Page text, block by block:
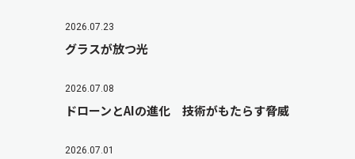
2026.07.23
グラスが放つ光
2026.07.08
ドローンとAIの進化 技術がもたらす脅威
2026.07.01